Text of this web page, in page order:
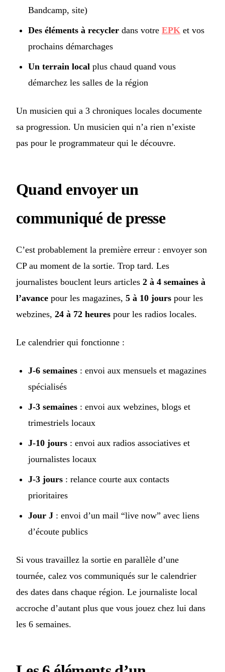
Bandcamp, site)
Des éléments à recycler dans votre EPK et vos
prochains démarchages
Un terrain local plus chaud quand vous
démarchez les salles de la région
Un musicien qui a 3 chroniques locales documente
sa progression. Un musicien qui n’a rien n’existe
pas pour le programmateur qui le découvre.
Quand envoyer un
communiqué de presse
C’est probablement la première erreur : envoyer son
CP au moment de la sortie. Trop tard. Les
journalistes bouclent leurs articles 2 à 4 semaines à
l’avance pour les magazines, 5 à 10 jours pour les
webzines, 24 à 72 heures pour les radios locales.
Le calendrier qui fonctionne :
J-6 semaines : envoi aux mensuels et magazines
spécialisés
J-3 semaines : envoi aux webzines, blogs et
trimestriels locaux
J-10 jours : envoi aux radios associatives et
journalistes locaux
J-3 jours : relance courte aux contacts
prioritaires
Jour J : envoi d’un mail “live now” avec liens
d’écoute publics
Si vous travaillez la sortie en parallèle d’une
tournée, calez vos communiqués sur le calendrier
des dates dans chaque région. Le journaliste local
accroche d’autant plus que vous jouez chez lui dans
les 6 semaines.